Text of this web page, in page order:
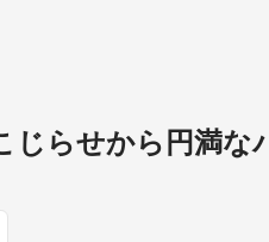
じらせから円満